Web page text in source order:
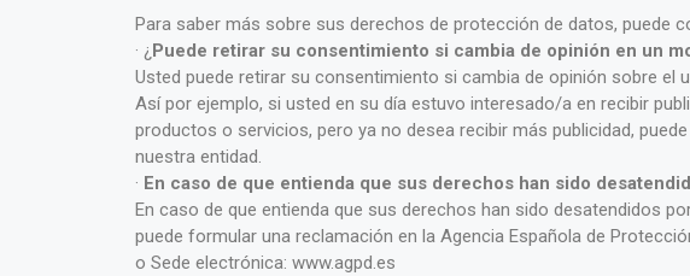
Para saber más sobre sus derechos de protección de datos, puede
· ¿ Puede retirar su consentimiento si cambia de opinión en un
Usted puede retirar su consentimiento si cambia de opinión sobre el
Así por ejemplo, si usted en su día estuvo interesado/a en recibir
productos o servicios, pero ya no desea recibir más publicidad,
nuestra entidad.
· En caso de que entienda que sus derechos han sido
En caso de que entienda que sus derechos han sido desatendidos
puede formular una reclamación en la Agencia Española de
o Sede electrónica: www.agpd.es